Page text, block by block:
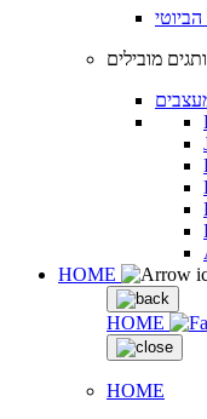
מובילים
HOME
HOME
HOME